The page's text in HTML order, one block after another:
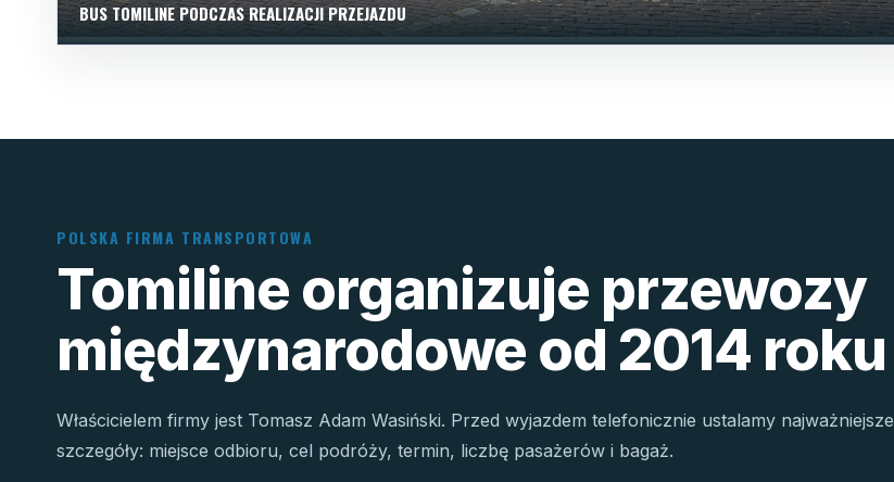
BUS TOMILINE PODCZAS REALIZACJI PRZEJAZDU
POLSKA FIRMA TRANSPORTOWA
Tomiline organizuje przewozy
międzynarodowe od 2014 roku
Właścicielem firmy jest Tomasz Adam Wasiński. Przed wyjazdem telefonicznie ustalamy najważniejsze
szczegóły: miejsce odbioru, cel podróży, termin, liczbę pasażerów i bagaż.